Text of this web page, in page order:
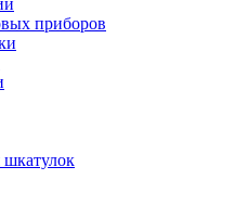
приборов